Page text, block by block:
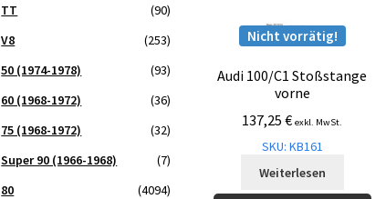
Nicht vorrätig!
Audi 100/C1 Stoßstange
vorne
137,25€ exkl. MwSt.
SKU: KB161
Weiterlesen
TT
(90)
V8
(253)
50 (1974-1978)
(93)
60 (1968-1972)
(36)
75 (1968-1972)
(32)
Super 90 (1966-1968)
(7)
80
(4094)